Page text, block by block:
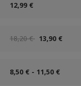
12,99 €
18,20 € 13,90 €
8,50 € - 11,50 €